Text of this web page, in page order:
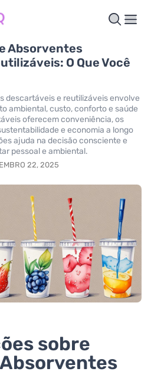
Absorventes
O Que Você
descartáveis e reutilizáveis envolve
ambiental, custo, conforto e saúde
oferecem conveniência, os
e economia a longo
ajuda na decisão consciente e
pessoal e ambiental.
22, 2025
sobre